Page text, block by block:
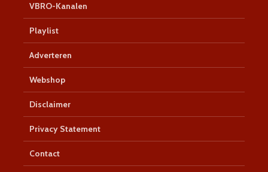
VBRO-Kanalen
Playlist
Adverteren
Webshop
Disclaimer
Privacy Statement
Contact